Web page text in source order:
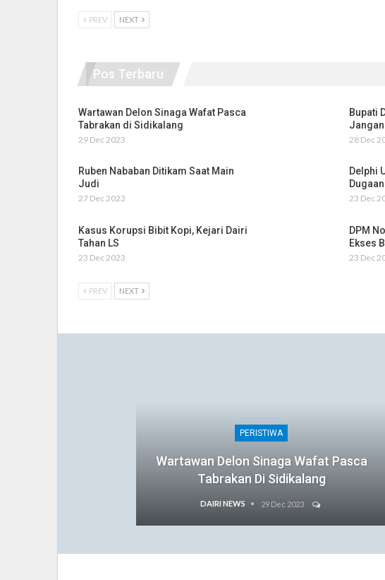
PREV NEXT
Pos Terbaru
Wartawan Delon Sinaga Wafat Pasca
Tabrakan di Sidikalang
29 Dec 2023
Bupati
28 Dec
Ruben Nababan Ditikam Saat Main
Judi
27 Dec 2023
Delphi
23 Dec
Kasus Korupsi Bibit Kopi, Kejari Dairi
Tahan LS
23 Dec 2023
DPM
Ekses
23 Dec
PREV NEXT
PERISTIWA
Wartawan Delon Sinaga Wafat Pasca
Tabrakan Di Sidikalang
DAIRI NEWS 29 Dec 2023